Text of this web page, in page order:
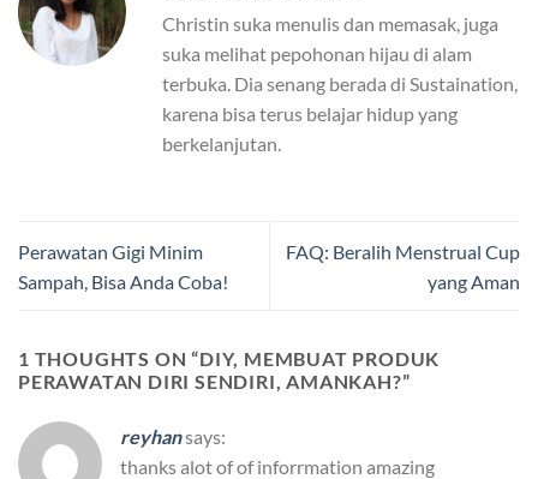
Christin suka menulis dan memasak, juga
suka melihat pepohonan hijau di alam
terbuka. Dia senang berada di Sustaination,
karena bisa terus belajar hidup yang
berkelanjutan.
Perawatan Gigi Minim
Sampah, Bisa Anda Coba!
FAQ: Beralih Menstrual Cup
yang Aman
1 THOUGHTS ON “DIY, MEMBUAT PRODUK
PERAWATAN DIRI SENDIRI, AMANKAH?”
reyhansays:
thanks alot of of inforrmation amazing